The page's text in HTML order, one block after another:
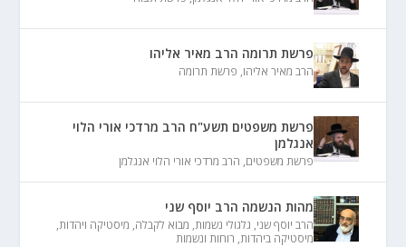
פרשת תרומה הרב מאיר אליהו
הרב מאיר אליהו, פרשת תרומה
פרשת משפטים תשע"ח הרב מרדכי אורי הלוי
אנגלמן
פרשת משפטים, הרב מרדכי אורי הלוי אנגלמן
מהות הנשמה הרב יוסף שני
הרב יוסף שני, גלגולי נשמות, מבוא לקבלה, מיסטיקה ויהדות,
מיסטיקה ביהדות, רוחות ונשמות